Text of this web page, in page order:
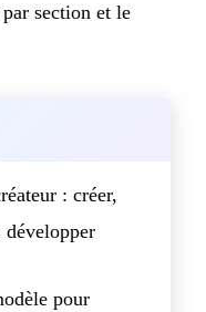
section et le
: créer,
développer
pour